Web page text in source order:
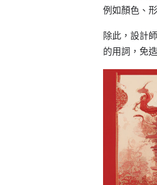
例如顏色、
除此，設計
的用詞，免